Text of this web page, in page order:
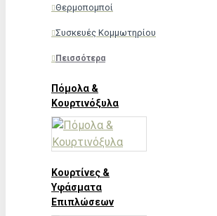
Θερμοπομποί
Συσκευές Κομμωτηρίου
Πεισσότερα
Πόμολα &
Κουρτινόξυλα
Κουρτίνες &
Υφάσματα
Επιπλώσεων